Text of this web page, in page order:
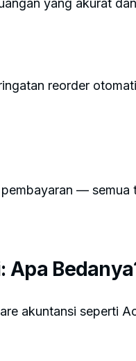
yang akurat
reorder
— semua
Apa
akuntansi seperti